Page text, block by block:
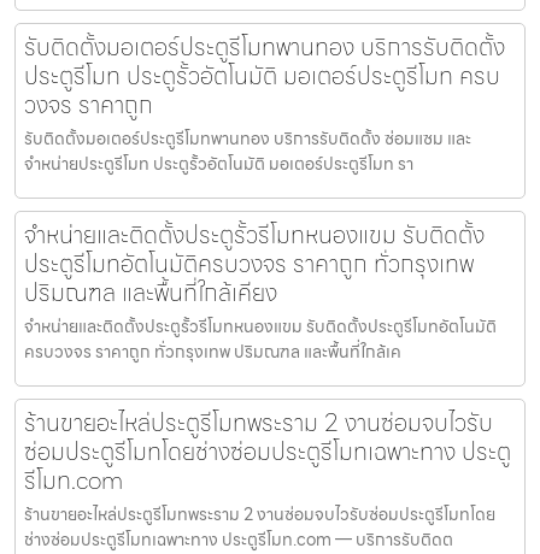
รับติดตั้งมอเตอร์ประตูรีโมทพานทอง บริการรับติดตั้ง
ประตูรีโมท ประตูรั้วอัตโนมัติ มอเตอร์ประตูรีโมท ครบ
วงจร ราคาถูก
รับติดตั้งมอเตอร์ประตูรีโมทพานทอง บริการรับติดตั้ง ซ่อมแซม และ
จำหน่ายประตูรีโมท ประตูรั้วอัตโนมัติ มอเตอร์ประตูรีโมท รา
จำหน่ายและติดตั้งประตูรั้วรีโมทหนองแขม รับติดตั้ง
ประตูรีโมทอัตโนมัติครบวงจร ราคาถูก ทั่วกรุงเทพ
ปริมณฑล และพื้นที่ใกล้เคียง
จำหน่ายและติดตั้งประตูรั้วรีโมทหนองแขม รับติดตั้งประตูรีโมทอัตโนมัติ
ครบวงจร ราคาถูก ทั่วกรุงเทพ ปริมณฑล และพื้นที่ใกล้เค
ร้านขายอะไหล่ประตูรีโมทพระราม 2 งานซ่อมจบไวรับ
ซ่อมประตูรีโมทโดยช่างซ่อมประตูรีโมทเฉพาะทาง ประตู
รีโมท.com
ร้านขายอะไหล่ประตูรีโมทพระราม 2 งานซ่อมจบไวรับซ่อมประตูรีโมทโดย
ช่างซ่อมประตูรีโมทเฉพาะทาง ประตูรีโมท.com — บริการรับติดต